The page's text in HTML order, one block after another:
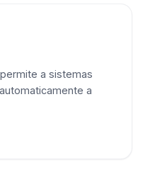
a sistemas
a